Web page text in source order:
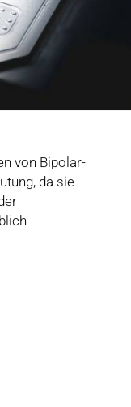
von Bipolar-
da sie